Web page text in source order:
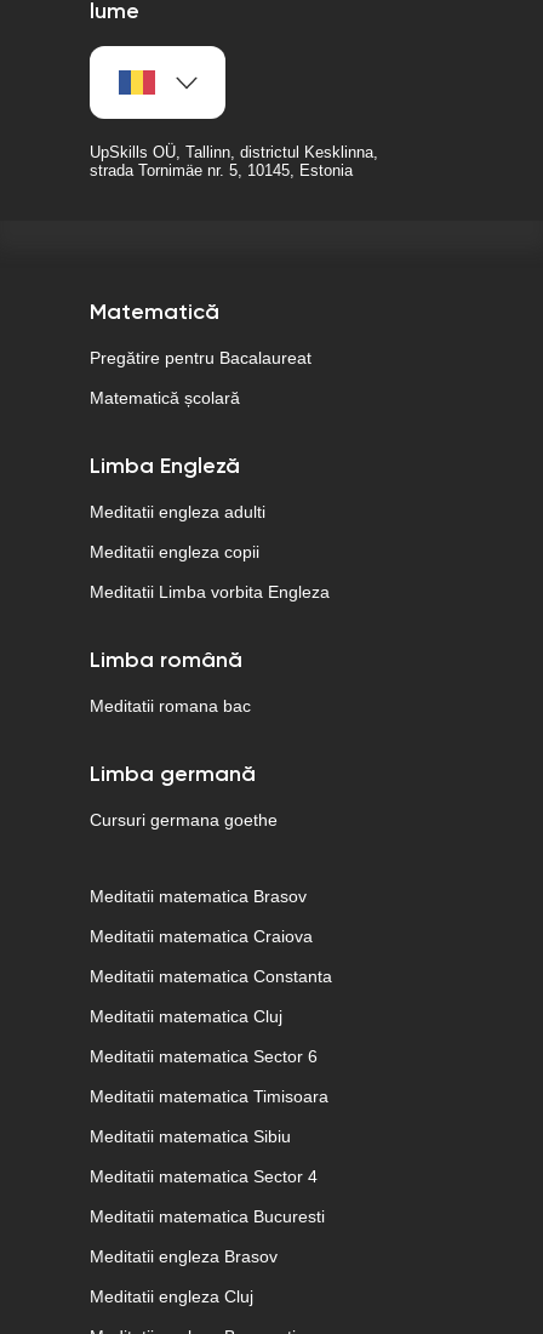
lume
UpSkills OÜ, Tallinn, districtul Kesklinna,
strada Tornimäe nr. 5, 10145, Estonia
Matematică
Pregătire pentru Bacalaureat
Matematică școlară
Limba Engleză
Meditatii engleza adulti
Meditatii engleza copii
Meditatii Limba vorbita Engleza
Limba română
Meditatii romana bac
Limba germană
Cursuri germana goethe
Meditatii matematica Brasov
Meditatii matematica Craiova
Meditatii matematica Constanta
Meditatii matematica Cluj
Meditatii matematica Sector 6
Meditatii matematica Timisoara
Meditatii matematica Sibiu
Meditatii matematica Sector 4
Meditatii matematica Bucuresti
Meditatii engleza Brasov
Meditatii engleza Cluj